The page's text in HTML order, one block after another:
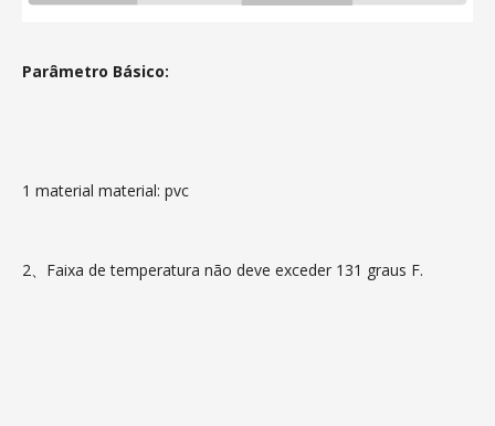
Parâmetro Básico:
1 material material: pvc
2、Faixa de temperatura não deve exceder 131 graus F.